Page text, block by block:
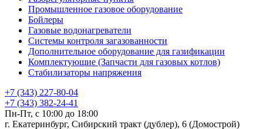
Промышленное газовое оборудование
Бойлеры
Газовые водонагреватели
Системы контроля загазованности
Дополнительное оборудование для газификации
Комплектующие (Запчасти для газовых котлов)
Стабилизаторы напряжения
+7 (343) 227-80-04
+7 (343) 382-24-41
Пн-Пт, с 10:00 до 18:00
г. Екатеринбург, Сибирский тракт (дублер), 6 (Домострой)